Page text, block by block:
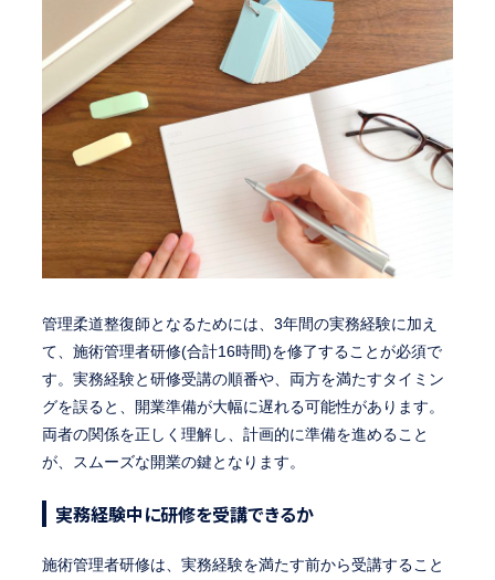
管理柔道整復師となるためには、3年間の実務経験に加え
て、施術管理者研修(合計16時間)を修了することが必須で
す。実務経験と研修受講の順番や、両方を満たすタイミン
グを誤ると、開業準備が大幅に遅れる可能性があります。
両者の関係を正しく理解し、計画的に準備を進めること
が、スムーズな開業の鍵となります。
実務経験中に研修を受講できるか
施術管理者研修は、実務経験を満たす前から受講すること